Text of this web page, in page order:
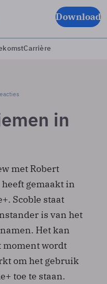
Download
Carrière
in
met Robert
heeft gemaakt in
Scoble staat
is van het
Het kan
moment wordt
om het gebruik
toe te staan.